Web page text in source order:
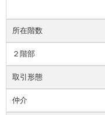
所在階数
２階部
取引形態
仲介